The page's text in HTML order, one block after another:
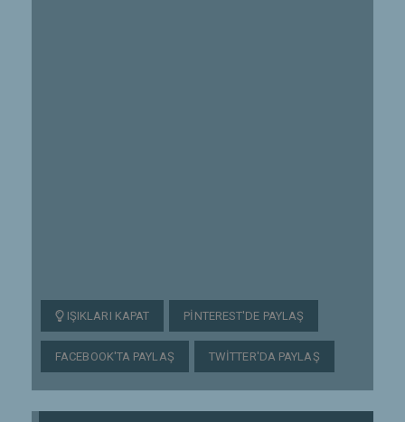
IŞIKLARI KAPAT PINTEREST'DE PAYLAŞ
FACEBOOK'TA PAYLAŞ TWITTER'DA PAYLAŞ